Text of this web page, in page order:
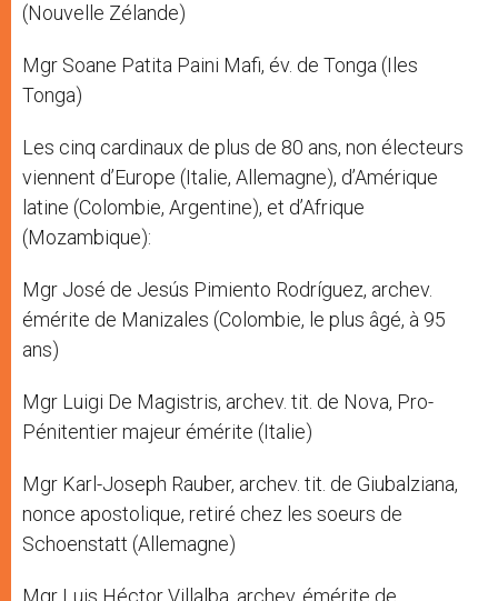
(Nouvelle Zélande)
Mgr Soane Patita Paini Mafi, év. de Tonga (Iles
Tonga)
Les cinq cardinaux de plus de 80 ans, non électeurs
viennent d’Europe (Italie, Allemagne), d’Amérique
latine (Colombie, Argentine), et d’Afrique
(Mozambique):
Mgr José de Jesús Pimiento Rodríguez, archev.
émérite de Manizales (Colombie, le plus âgé, à 95
ans)
Mgr Luigi De Magistris, archev. tit. de Nova, Pro-
Pénitentier majeur émérite (Italie)
Mgr Karl-Joseph Rauber, archev. tit. de Giubalziana,
nonce apostolique, retiré chez les soeurs de
Schoenstatt (Allemagne)
Mgr Luis Héctor Villalba, archev. émérite de